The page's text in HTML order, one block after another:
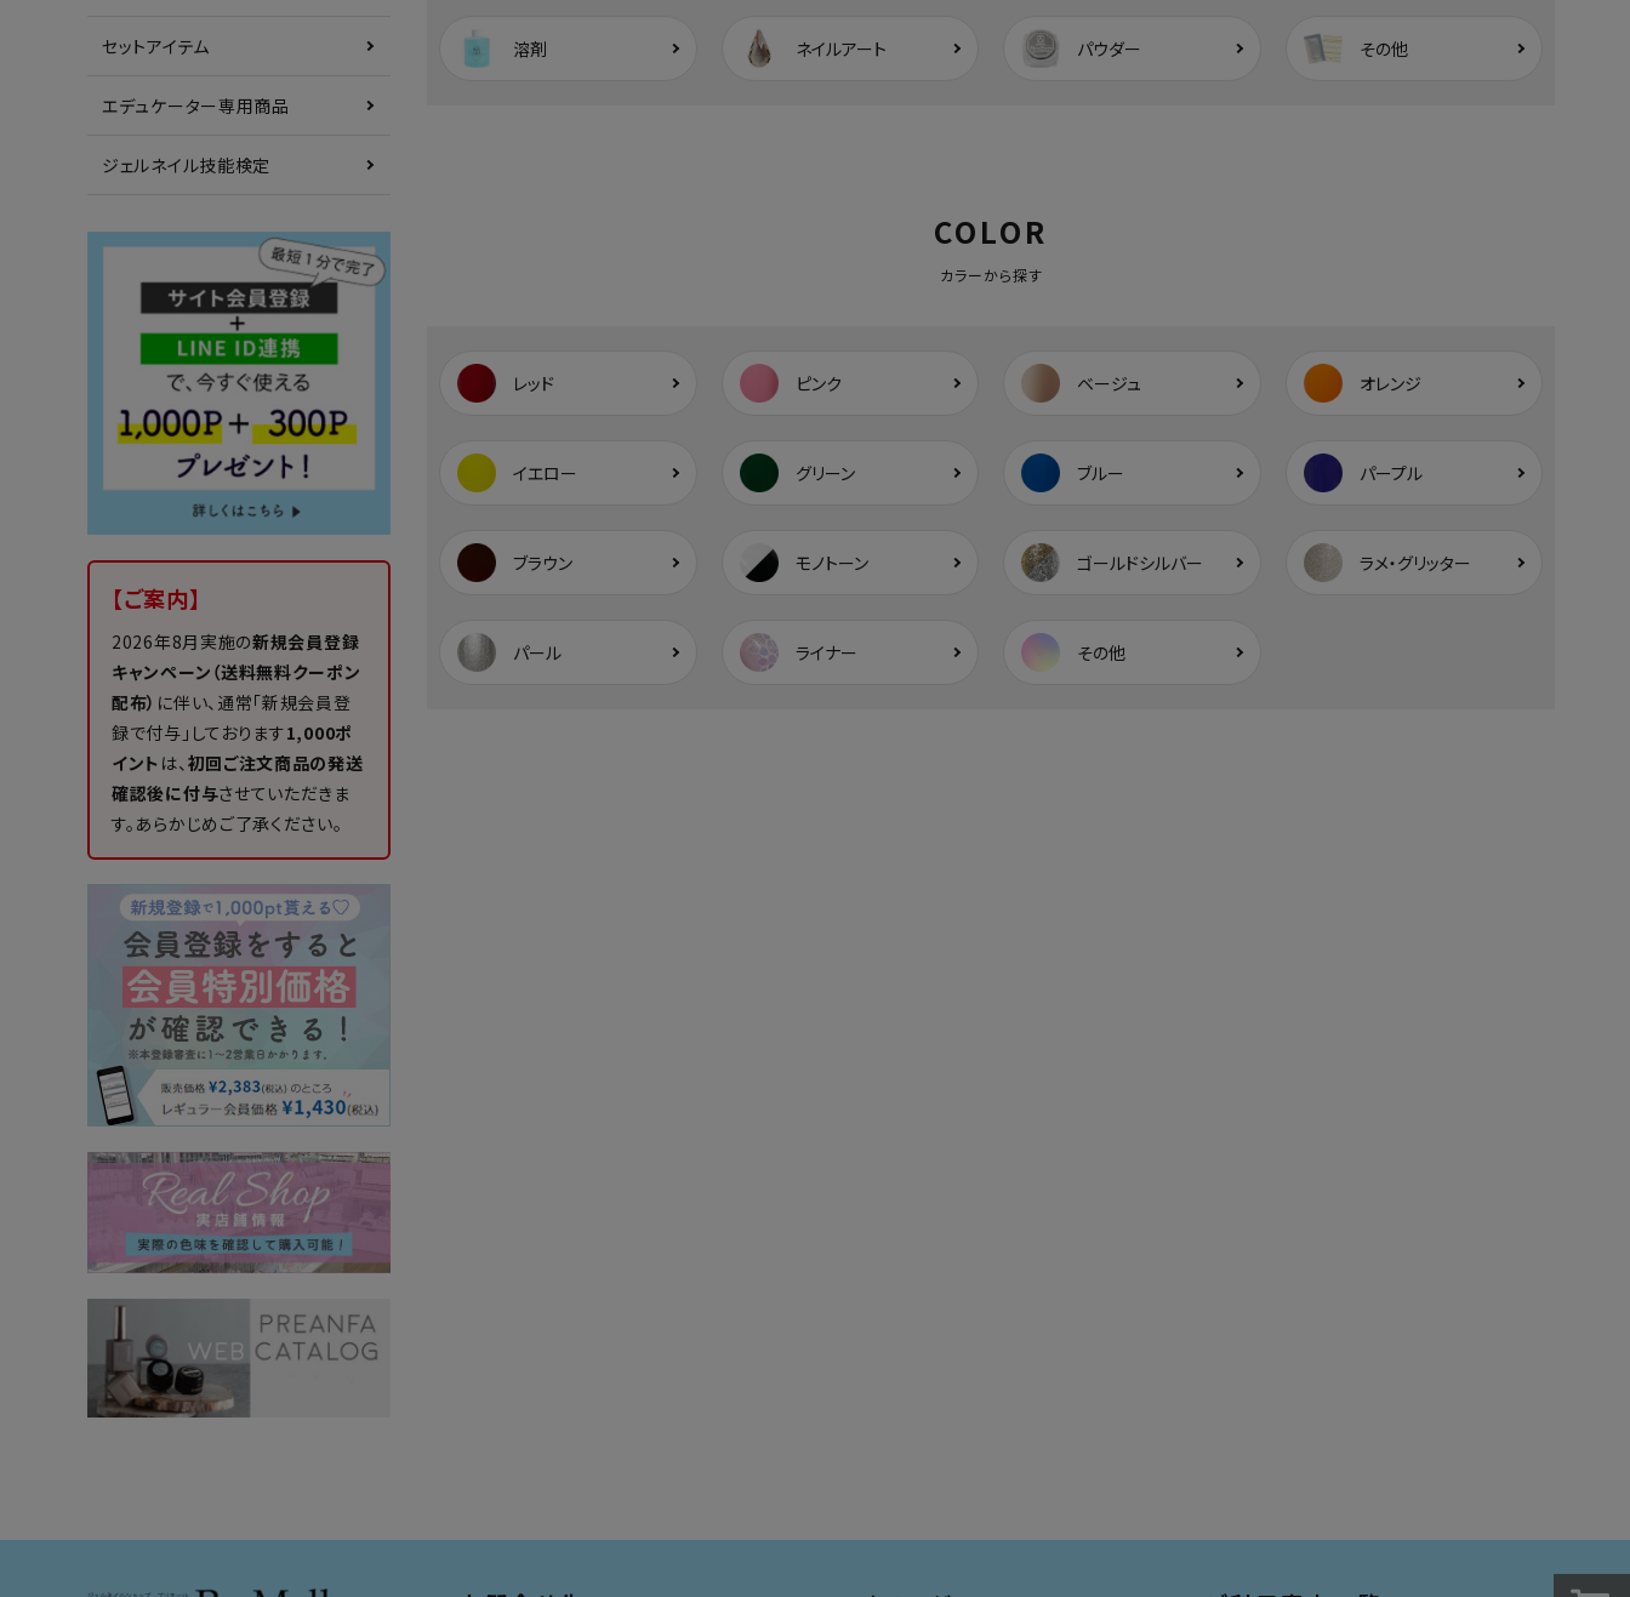
セットアイテム
エデュケーター専用商品
ジェルネイル技能検定
【ご案内】
2026年8月実施の新規会員登録
キャンペーン（送料無料クーポン
配布） に伴い、通常「新規会員登
録で付与」しております1,000ポ
イント は、初回ご注文商品の発送
確認後に付与させていただきま
す。あらかじめご了承ください。
溶剤 ネイルアート パウダー その他
COLOR
カラーから探す
レッド ピンク ベージュ オレンジ
イエロー グリーン ブルー パープル
ブラウン モノトーン ゴールドシルバー ラメ・グリッター
パール ライナー その他